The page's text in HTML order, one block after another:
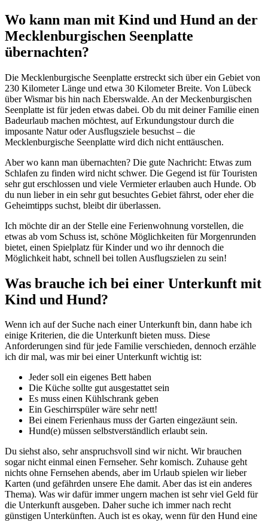
Wo kann man mit Kind und Hund an der
Mecklenburgischen Seenplatte
übernachten?
Die Mecklenburgische Seenplatte erstreckt sich über ein Gebiet von
230 Kilometer Länge und etwa 30 Kilometer Breite. Von Lübeck
über Wismar bis hin nach Eberswalde. An der Meckenburgischen
Seenplatte ist für jeden etwas dabei. Ob du mit deiner Familie einen
Badeurlaub machen möchtest, auf Erkundungstour durch die
imposante Natur oder Ausflugsziele besuchst – die
Mecklenburgische Seenplatte wird dich nicht enttäuschen.
Aber wo kann man übernachten? Die gute Nachricht: Etwas zum
Schlafen zu finden wird nicht schwer. Die Gegend ist für Touristen
sehr gut erschlossen und viele Vermieter erlauben auch Hunde. Ob
du nun lieber in ein sehr gut besuchtes Gebiet fährst, oder eher die
Geheimtipps suchst, bleibt dir überlassen.
Ich möchte dir an der Stelle eine Ferienwohnung vorstellen, die
etwas ab vom Schuss ist, schöne Möglichkeiten für Morgenrunden
bietet, einen Spielplatz für Kinder und wo ihr dennoch die
Möglichkeit habt, schnell bei tollen Ausflugszielen zu sein!
Was brauche ich bei einer Unterkunft mit
Kind und Hund?
Wenn ich auf der Suche nach einer Unterkunft bin, dann habe ich
einige Kriterien, die die Unterkunft bieten muss. Diese
Anforderungen sind für jede Familie verschieden, dennoch erzähle
ich dir mal, was mir bei einer Unterkunft wichtig ist:
Jeder soll ein eigenes Bett haben
Die Küche sollte gut ausgestattet sein
Es muss einen Kühlschrank geben
Ein Geschirrspüler wäre sehr nett!
Bei einem Ferienhaus muss der Garten eingezäunt sein.
Hund(e) müssen selbstverständlich erlaubt sein.
Du siehst also, sehr anspruchsvoll sind wir nicht. Wir brauchen
sogar nicht einmal einen Fernseher. Sehr komisch. Zuhause geht
nichts ohne Fernsehen abends, aber im Urlaub spielen wir lieber
Karten (und gefährden unsere Ehe damit. Aber das ist ein anderes
Thema). Was wir dafür immer ungern machen ist sehr viel Geld für
die Unterkunft ausgeben. Daher suche ich immer nach recht
günstigen Unterkünften. Auch ist es okay, wenn für den Hund eine